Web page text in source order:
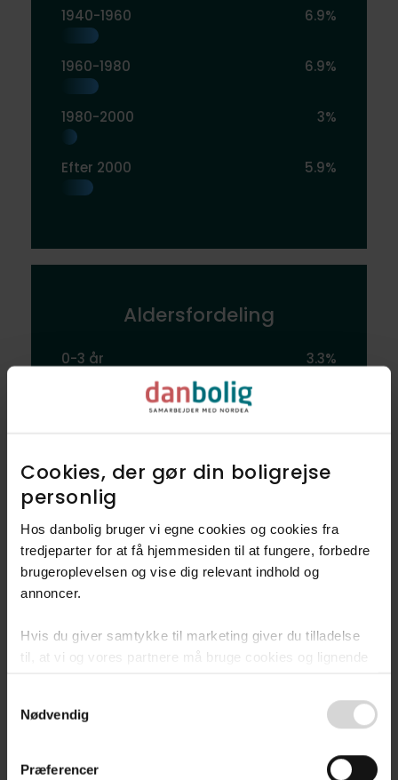
Cookies, der gør din boligrejse
personlig​
Hos danbolig bruger vi egne cookies og cookies fra
tredjeparter for at få hjemmesiden til at fungere, forbedre
brugeroplevelsen og vise dig relevant indhold og
annoncer.​
Hvis du giver samtykke til marketing giver du tilladelse
til, at vi og vores partnere må bruge cookies og lignende
danbolig.dk. Vi kan kombinere disse oplysninger med
andre data og anvende dem til målrettet markedsføring til
Selection
Nødvendig
Præferencer
1940-1960 6.9%
1960-1980 6.9%
1980-2000 3%
Efter 2000 5.9%
Aldersfordeling
0-3 år 3.3%
10-18 år 10.2%
19-29 år
30-49 år 22.4%
Over 65 år 24.2%